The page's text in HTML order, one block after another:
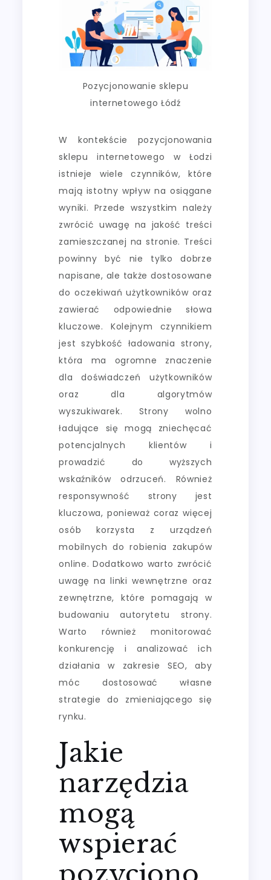
Pozycjonowanie sklepu
internetowego Łódź
W kontekście pozycjonowania
sklepu internetowego w Łodzi
istnieje wiele czynników, które
mają istotny wpływ na osiągane
wyniki. Przede wszystkim należy
zwrócić uwagę na jakość treści
zamieszczanej na stronie. Treści
powinny być nie tylko dobrze
napisane, ale także dostosowane
do oczekiwań użytkowników oraz
zawierać odpowiednie słowa
kluczowe. Kolejnym czynnikiem
jest szybkość ładowania strony,
która ma ogromne znaczenie
dla doświadczeń użytkowników
oraz dla algorytmów
wyszukiwarek. Strony wolno
ładujące się mogą zniechęcać
potencjalnych klientów i
prowadzić do wyższych
wskaźników odrzuceń. Również
responsywność strony jest
kluczowa, ponieważ coraz więcej
osób korzysta z urządzeń
mobilnych do robienia zakupów
online. Dodatkowo warto zwrócić
uwagę na linki wewnętrzne oraz
zewnętrzne, które pomagają w
budowaniu autorytetu strony.
Warto również monitorować
konkurencję i analizować ich
działania w zakresie SEO, aby
móc dostosować własne
strategie do zmieniającego się
rynku.
Jakie
narzędzia
mogą
wspierać